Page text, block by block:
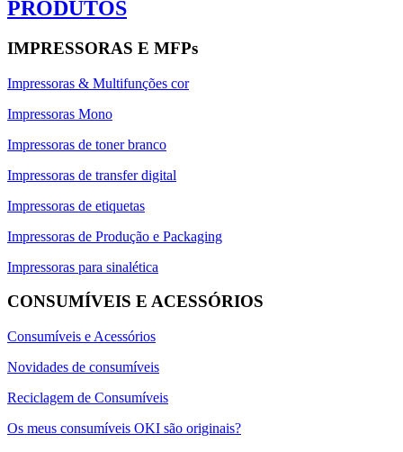
PRODUTOS
IMPRESSORAS E MFPs
Impressoras & Multifunções cor
Impressoras Mono
Impressoras de toner branco
Impressoras de transfer digital
Impressoras de etiquetas
Impressoras de Produção e Packaging
Impressoras para sinalética
CONSUMÍVEIS E ACESSÓRIOS
Consumíveis e Acessórios
Novidades de consumíveis
Reciclagem de Consumíveis
Os meus consumíveis OKI são originais?